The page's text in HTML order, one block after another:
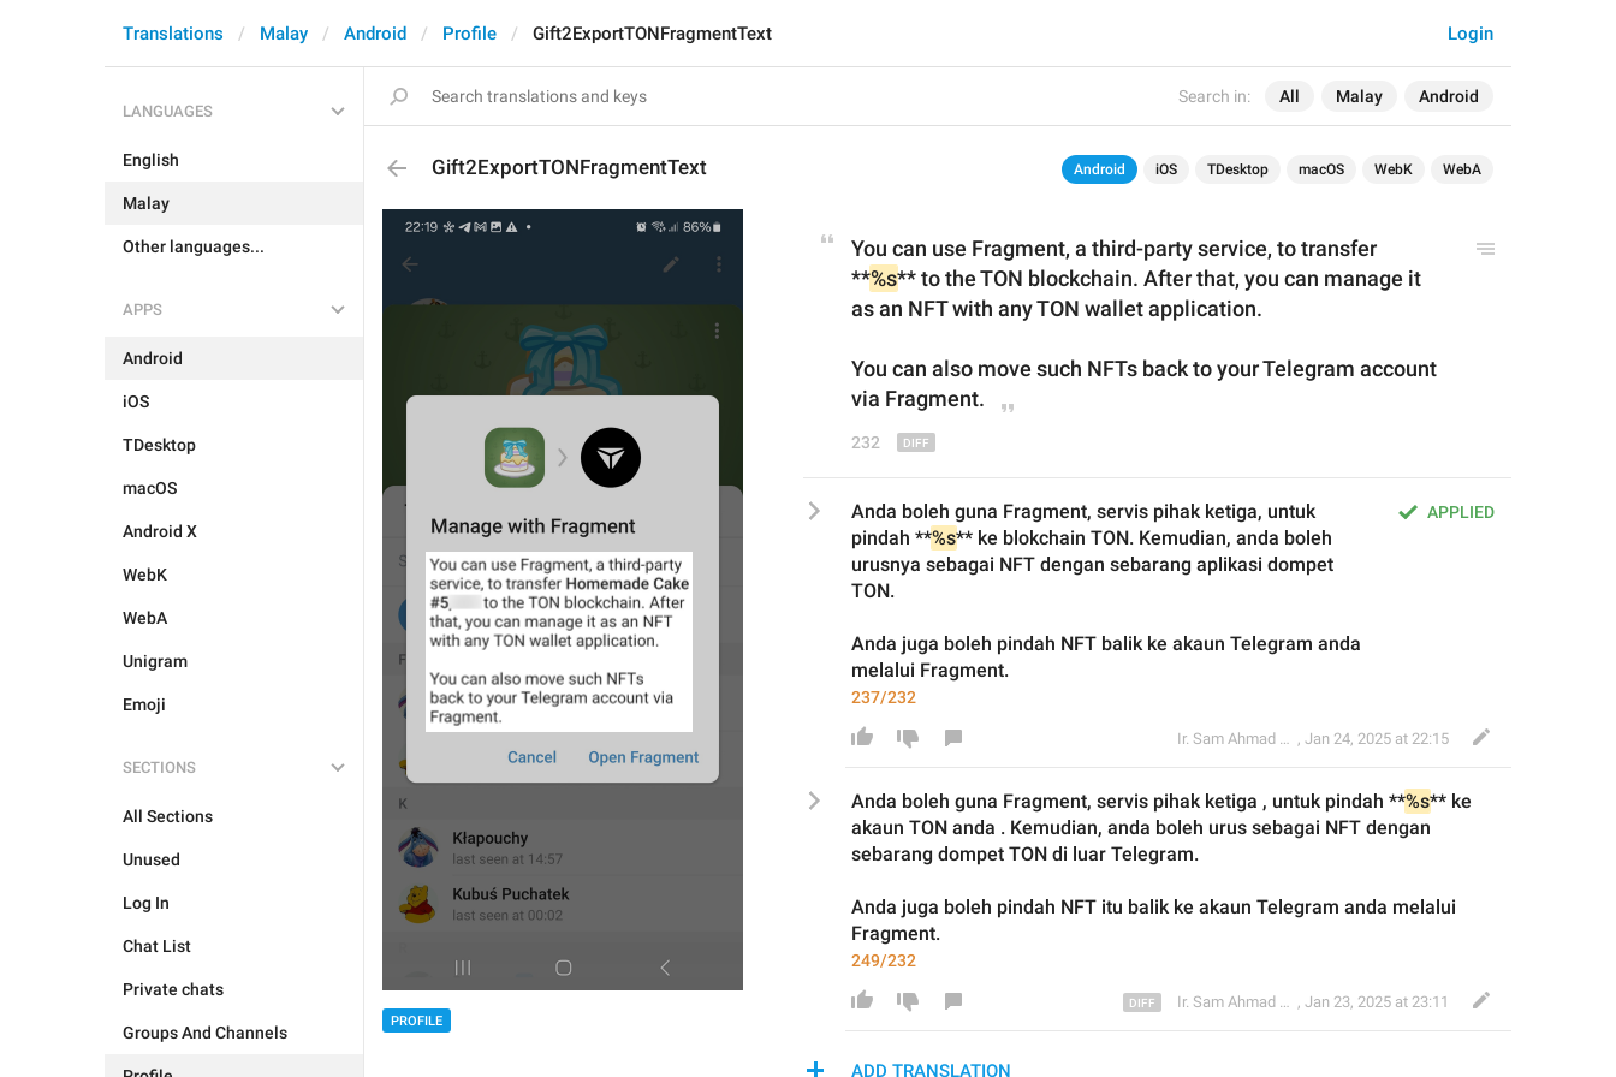
Search in: All Malay Android
Login
Translations Malay Android Profile Gift2ExportTONFragmentText
LANGUAGES
English
Malay
Other languages...
APPS
Android
iOS
TDesktop
macOS
Android X
WebK
WebA
Unigram
Emoji
SECTIONS
All Sections
Unused
Log In
Chat List
Private chats
Groups And Channels
Gift2ExportTONFragmentText Android iOS TDesktop macOS WebK WebA
PROFILE
You can use Fragment, a third-party service, to transfer
**%s** to the TON blockchain. After that, you can manage it
as an NFT with any TON wallet application.
You can also move such NFTs back to your Telegram account
via Fragment.
232
APPLIED
Anda boleh guna Fragment, servis pihak ketiga, untuk
pindah **%s** ke blokchain TON. Kemudian, anda boleh
urusnya sebagai NFT dengan sebarang aplikasi dompet
TON.
Anda juga boleh pindah NFT balik ke akaun Telegram anda
melalui Fragment.
237/232
Ir. Sam Ahmad c74A , Jan 24, 2025 at 22:15
Anda boleh guna Fragment, servis pihak ketiga , untuk pindah **%s** ke
akaun TON anda . Kemudian, anda boleh urus sebagai NFT dengan
sebarang dompet TON di luar Telegram.
Anda juga boleh pindah NFT itu balik ke akaun Telegram anda melalui
Fragment.
249/232
Ir. Sam Ahmad c74A , Jan 23, 2025 at 23:11
ADD TRANSLATION